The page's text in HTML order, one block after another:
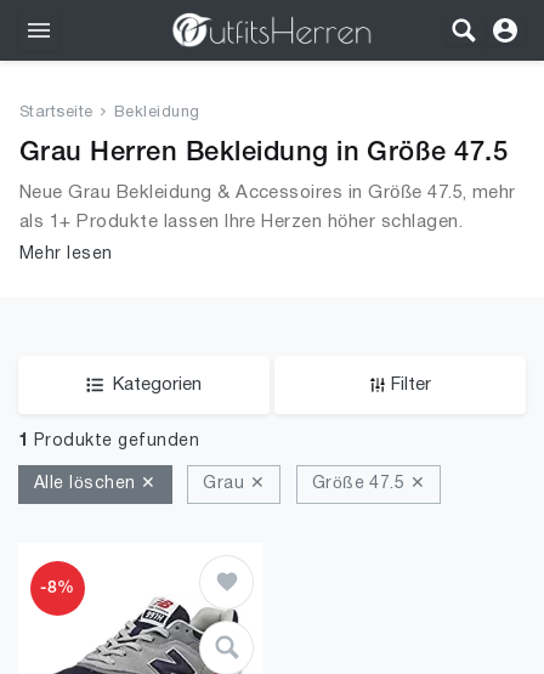
Bekleidung
Wäsche
Schuhe
Startseite Bekleidung
Grau Herren Bekleidung in Größe 47.5
Neue Grau Bekleidung & Accessoires in Größe 47.5, mehr
als 1+ Produkte lassen Ihre Herzen höher schlagen.
Entdecken Sie unsere Auswahl an Tops, T-Shirts,
Mehr lesen
Kategorien Filter
1 Produkte gefunden
Alle löschen ✕ Grau ✕ Größe 47.5 ✕
-8%